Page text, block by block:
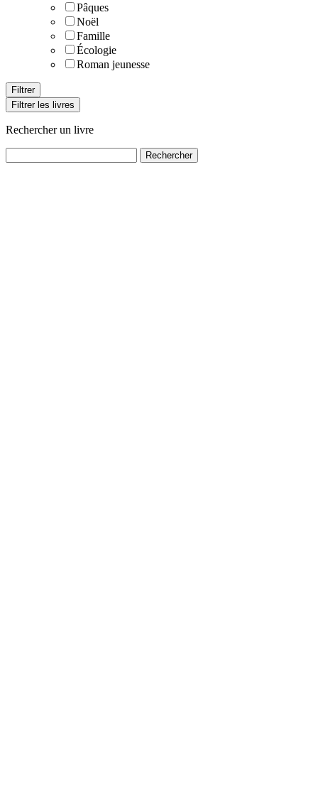
Pâques
Noël
Famille
Écologie
Roman jeunesse
Filtrer les livres
Rechercher un livre